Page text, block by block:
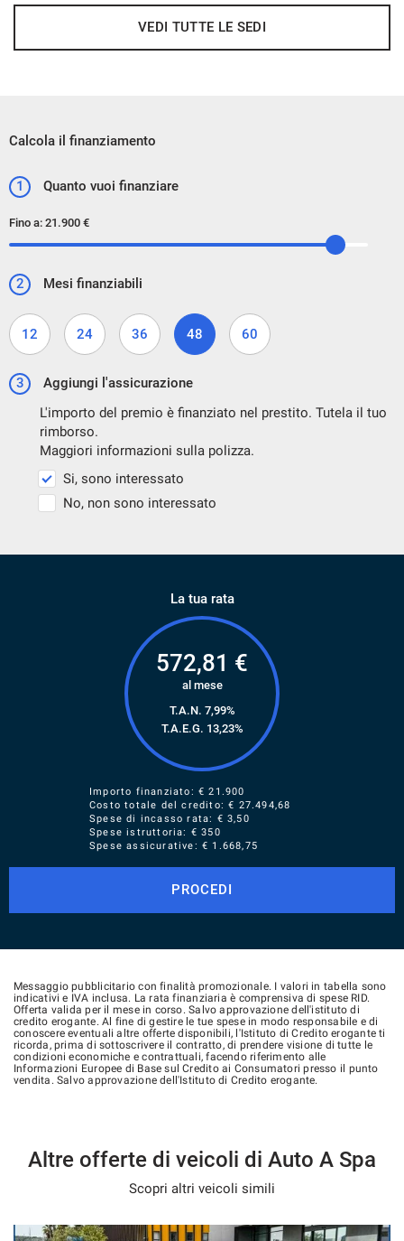
VEDI TUTTE LE SEDI
Calcola il finanziamento
1 Quanto vuoi finanziare
Fino a: 21.900 €
2 Mesi finanziabili
12 24 36 48 60
3
Aggiungi l'assicurazione
L'importo del premio è finanziato nel prestito. Tutela il tuo
rimborso.
Maggiori informazioni sulla polizza.
Si, sono interessato
No, non sono interessato
La tua rata
572,81 €
al mese
T.A.N. 7,99%
T.A.E.G. 13,23%
Importo finanziato: €21.900
Costo totale del credito: € 27.494,68
Spese di incasso rata: € 3,50
Spese istruttoria: € 350
Spese assicurative: € 1.668,75
PROCEDI
Messaggio pubblicitario con finalità promozionale. I valori in tabella sono
indicativi e IVA inclusa. La rata finanziaria è comprensiva di spese RID.
Offerta valida per il mese in corso. Salvo approvazione dell'istituto di
credito erogante. Al fine di gestire le tue spese in modo responsabile e di
conoscere eventuali altre offerte disponibili, l'Istituto di Credito erogante ti
ricorda, prima di sottoscrivere il contratto, di prendere visione di tutte le
condizioni economiche e contrattuali, facendo riferimento alle
Informazioni Europee di Base sul Credito ai Consumatori presso il punto
vendita. Salvo approvazione dell'Istituto di Credito erogante.
Altre offerte di veicoli di Auto A Spa
Scopri altri veicoli simili